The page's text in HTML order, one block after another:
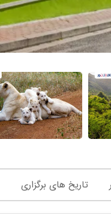
تاریخ های برگزاری